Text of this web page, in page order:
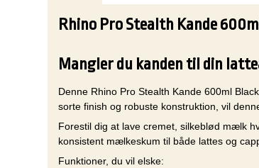
Rhino Pro Stealth Kande
Mangler du kanden til din
Denne Rhino Pro Stealth Kande 600ml
sorte finish og robuste konstruktion, vil
Forestil dig at lave cremet, silkeblød mælk
konsistent mælkeskum til både lattes og
Funktioner, du vil elske: